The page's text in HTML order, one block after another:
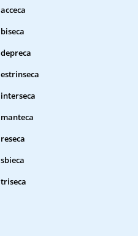
acceca
biseca
depreca
estrinseca
interseca
manteca
reseca
sbieca
triseca